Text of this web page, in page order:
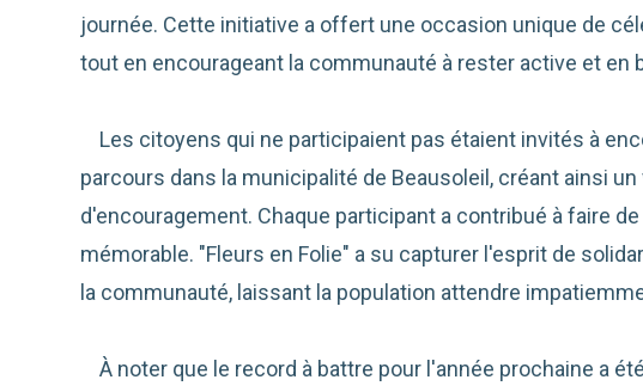
journée. Cette initiative a offert une occasion unique de
tout en encourageant la communauté à rester active et en
Les citoyens qui ne participaient pas étaient invités à
parcours dans la municipalité de Beausoleil, créant ainsi
d'encouragement. Chaque participant a contribué à faire
mémorable. "Fleurs en Folie" a su capturer l'esprit de
la communauté, laissant la population attendre
À noter que le record à battre pour l'année prochaine a